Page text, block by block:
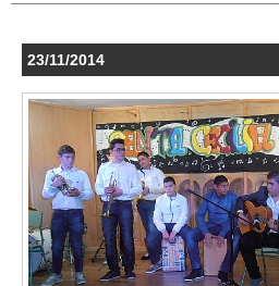
23/11/2014